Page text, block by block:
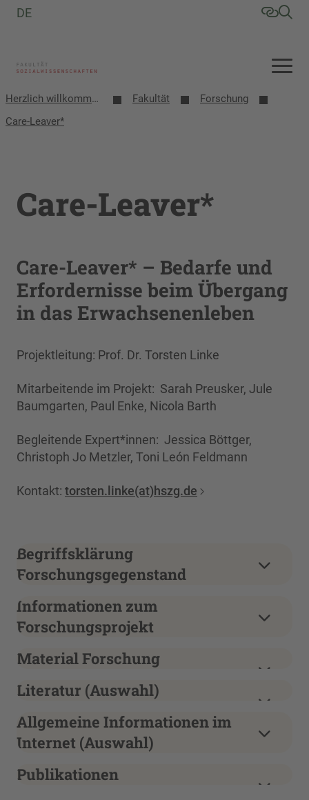
DE
Herzlich willkommen an der Fakultät Sozialwissenschaften Fakultät
Forschung
Care-Leaver*
Care-Leaver*
Care-Leaver* – Bedarfe und
Erfordernisse beim Übergang
in das Erwachsenenleben
Projektleitung: Prof. Dr. Torsten Linke
Mitarbeitende im Projekt: Sarah Preusker, Jule
Baumgarten, Paul Enke, Nicola Barth
Begleitende Expert*innen: Jessica Böttger,
Christoph Jo Metzler, Toni León Feldmann
Kontakt: torsten.linke(at)hszg.de
Begriffsklärung
Forschungsgegenstand
Informationen zum
Forschungsprojekt
Material Forschung
Literatur (Auswahl)
Allgemeine Informationen im
Internet (Auswahl)
Publikationen